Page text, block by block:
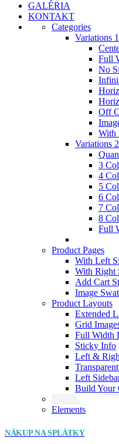
GALÉRIA
KONTAKT
Categories
Variations 1
Full
No
Off
With
Variations 2
3
4
5
6
7
8
Full
Product Pages
With Left
With Right
Add Cart
Image
Product Layouts
Extended
Grid
Full Width
Sticky Info
Left &
Left
Build Your
Elements
NÁKUP NA SPLÁTKY